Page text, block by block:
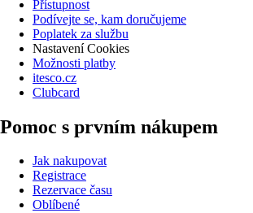
Přístupnost
Podívejte se, kam doručujeme
Poplatek za službu
Nastavení Cookies
Možnosti platby
itesco.cz
Clubcard
Pomoc s prvním nákupem
Jak nakupovat
Registrace
Rezervace času
Oblíbené